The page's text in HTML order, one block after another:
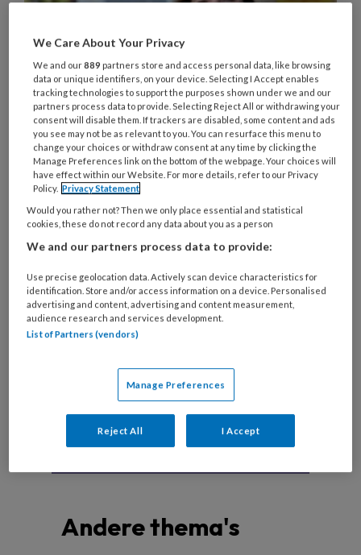
Taalbarrières| ‘Met een tolk kun je
meer de diepte in’
Na een oproep van onder andere de BPSW
beloofde de minister van Volksgezondheid vorig
jaar de inzet van tolken in de jeugdzorg beter te
regelen. Klodiana Kalemaj en Britt Kiene vertellen
waarom álle sociaal werkers met tolken moeten
kunnen werken, als de situatie daarom vraagt.
‘Elkaar goed kunnen begrijpen is een
randvoorwaarde.’
Andere thema's
We Care About Your Privacy
We and our889 partners store and access personal data, like browsing
data or unique identifiers, on your device. Selecting I Accept enables
tracking technologies to support the purposes shown under we and our
partners process data to provide. Selecting Reject All or withdrawing your
consent will disable them. If trackers are disabled, some content and ads
you see may not be as relevant to you. You can resurface this menu to
change your choices or withdraw consent at any time by clicking the
Manage Preferences link on the bottom of the webpage. Your choices will
have effect within our Website. For more details, refer to our Privacy
Policy. Privacy Statement
Would you rather not? Then we only place essential and statistical
cookies, these do not record any data about you as a person
We and our partners process data to provide:
Use precise geolocation data. Actively scan device characteristics for
identification. Store and/or access information on a device. Personalised
advertising and content, advertising and content measurement,
audience research and services development.
List of Partners (vendors)
Manage Preferences
Reject All I Accept